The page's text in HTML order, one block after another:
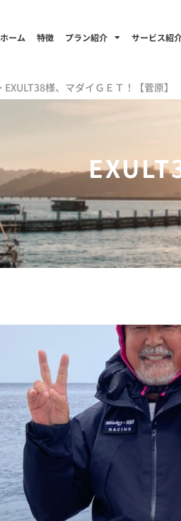
ホーム 特徴 プラン紹介 サービス紹
EXULT38様、マダイＧＥＴ！【菅原】